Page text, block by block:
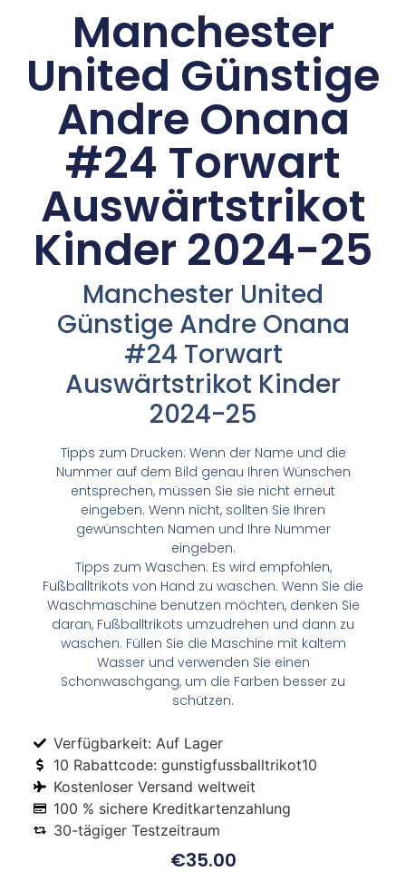
Manchester
United Günstige
Andre Onana
#24 Torwart
Auswärtstrikot
Kinder 2024-25
Manchester United
Günstige Andre Onana
#24 Torwart
Auswärtstrikot Kinder
2024-25
Tipps zum Drucken: Wenn der Name und die
Nummer auf dem Bild genau Ihren Wünschen
entsprechen, müssen Sie sie nicht erneut
eingeben. Wenn nicht, sollten Sie Ihren
gewünschten Namen und Ihre Nummer
eingeben.
Tipps zum Waschen: Es wird empfohlen,
Fußballtrikots von Hand zu waschen. Wenn Sie die
Waschmaschine benutzen möchten, denken Sie
daran, Fußballtrikots umzudrehen und dann zu
waschen. Füllen Sie die Maschine mit kaltem
Wasser und verwenden Sie einen
Schonwaschgang, um die Farben besser zu
schützen.
Verfügbarkeit: Auf Lager
10 Rabattcode: gunstigfussballtrikot10
Kostenloser Versand weltweit
100 % sichere Kreditkartenzahlung
30-tägiger Testzeitraum
€35.00